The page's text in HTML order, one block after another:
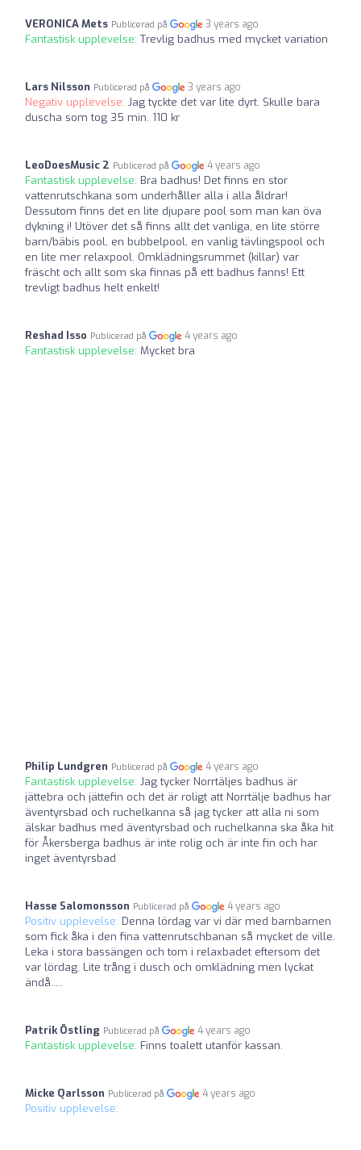
VERONICA Mets Publicerad på 3 years ago
Fantastisk upplevelse: Trevlig badhus med mycket variation
Lars Nilsson Publicerad på 3 years ago
Negativ upplevelse: Jag tyckte det var lite dyrt. Skulle bara
duscha som tog 35 min. 110 kr
LeoDoesMusic 2 Publicerad på 4 years ago
Fantastisk upplevelse: Bra badhus! Det finns en stor
vattenrutschkana som underhåller alla i alla åldrar!
Dessutom finns det en lite djupare pool som man kan öva
dykning i! Utöver det så finns allt det vanliga, en lite större
barn/bäbis pool, en bubbelpool, en vanlig tävlingspool och
en lite mer relaxpool. Omklädningsrummet (killar) var
fräscht och allt som ska finnas på ett badhus fanns! Ett
trevligt badhus helt enkelt!
Reshad Isso Publicerad på 4 years ago
Fantastisk upplevelse: Mycket bra
Philip Lundgren Publicerad på 4 years ago
Fantastisk upplevelse: Jag tycker Norrtäljes badhus är
jättebra och jättefin och det är roligt att Norrtälje badhus har
äventyrsbad och ruchelkanna så jag tycker att alla ni som
älskar badhus med äventyrsbad och ruchelkanna ska åka hit
för Åkersberga badhus är inte rolig och är inte fin och har
inget äventyrsbad
Hasse Salomonsson Publicerad på 4 years ago
Positiv upplevelse: Denna lördag var vi där med barnbarnen
som fick åka i den fina vattenrutschbanan så mycket de ville.
Leka i stora bassängen och tom i relaxbadet eftersom det
var lördag. Lite trång i dusch och omklädning men lyckat
ändå.....
Patrik Östling Publicerad på 4 years ago
Fantastisk upplevelse: Finns toalett utanför kassan.
Micke Qarlsson Publicerad på 4 years ago
Positiv upplevelse: